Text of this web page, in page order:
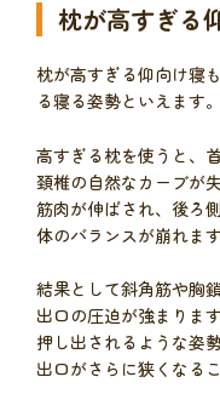
枕が高すぎる
枕が高すぎる仰向け寝
る寝る姿勢といえます。
高すぎる枕を使うと、
頚椎の自然なカーブが
筋肉が伸ばされ、後ろ
体のバランスが崩れます
結果として斜角筋や胸
出口の圧迫が強まりま
押し出されるような姿
出口がさらに狭くなる